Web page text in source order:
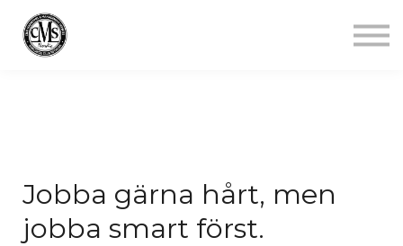
Jobba gärna hårt, men
jobba smart först.